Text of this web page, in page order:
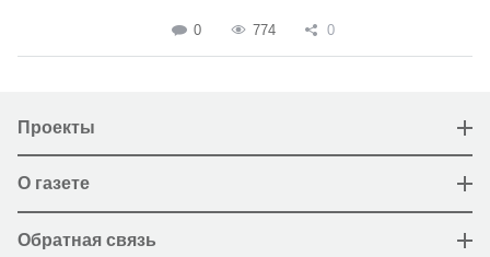
0 774 0
Проекты
О газете
Обратная связь